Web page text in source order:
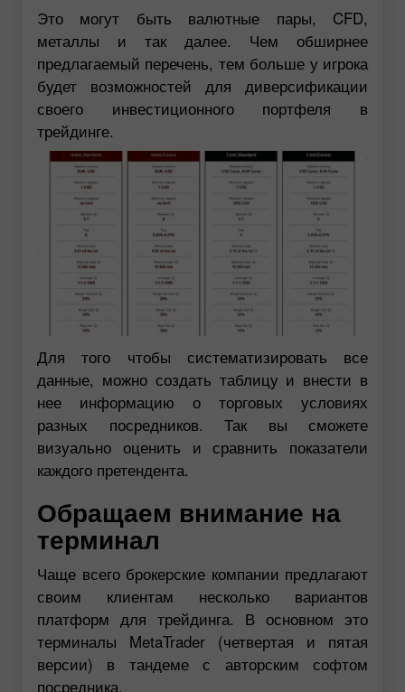
Это могут быть валютные пары, CFD,
металлы и так далее. Чем обширнее
предлагаемый перечень, тем больше у игрока
будет возможностей для диверсификации
своего инвестиционного портфеля в
трейдинге.
Для того чтобы систематизировать все
данные, можно создать таблицу и внести в
нее информацию о торговых условиях
разных посредников. Так вы сможете
визуально оценить и сравнить показатели
каждого претендента.
Обращаем внимание на
терминал
Чаще всего брокерские компании предлагают
своим клиентам несколько вариантов
платформ для трейдинга. В основном это
терминалы MetaTrader (четвертая и пятая
версии) в тандеме с авторским софтом
посредника.